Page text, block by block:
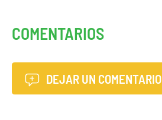
COMENTARIOS
DEJAR UN COMENTARIO